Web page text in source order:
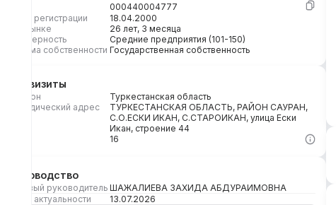
000440004777
Дата регистрации
18.04.2000
На рынке
26 лет, 3 месяца
Размерность
Средние предприятия (101-150)
Форма собственности Государственная собственность
Реквизиты
Регион
Туркестанская область
Юридический адрес
ТУРКЕСТАНСКАЯ ОБЛАСТЬ, РАЙОН САУРАН,
С.О.ЕСКИ ИКАН, С.СТАРОИКАН, улица Ески
Икан, строение 44
16
Руководство
Первый руководитель ШАЖАЛИЕВА ЗАХИДА АБДУРАИМОВНА
Дата актуальности
13.07.2026